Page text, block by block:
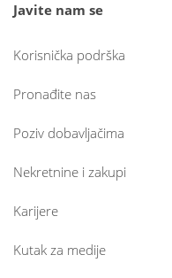
Javite nam se
Korisnička podrška
Pronađite nas
Poziv dobavljačima
Nekretnine i zakupi
Karijere
Kutak za medije